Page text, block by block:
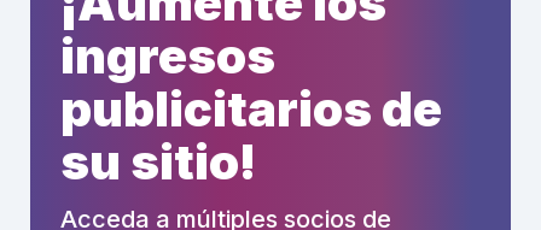
ingresos
publicitarios de
su sitio!
Acceda a múltiples socios de